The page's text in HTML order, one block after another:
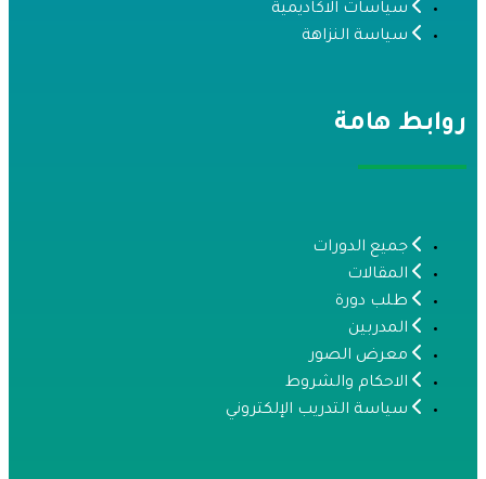
سياسات الاكاديمية
سياسة النزاهة
هامة
جميع الدورات
المقالات
طلب دورة
المدربين
معرض الصور
الاحكام والشروط
سياسة التدريب الإلكتروني